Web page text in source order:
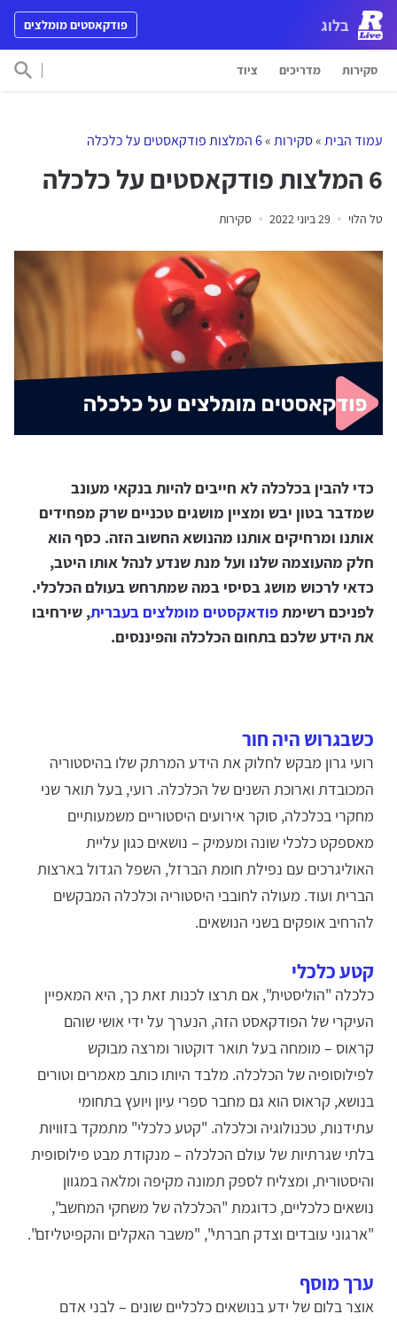
לדלג לתוכן
Main Navigation
בלוג
סקירות מדריכים ציוד
פודקאסטים מומלצים
עמוד הבית »סקירות »6 המלצות פודקאסטים על כלכלה
6 המלצות פודקאסטים על כלכלה
טל הלוי 29 ביוני 2022 סקירות
כדי להבין בכלכלה לא חייבים להיות בנקאי מעונב
שמדבר בטון יבש ומציין מושגים טכניים שרק מפחידים
אותנו ומרחיקים אותנו מהנושא החשוב הזה. כסף הוא
חלק מהעוצמה שלנו ועל מנת שנדע לנהל אותו היטב,
כדאי לרכוש מושג בסיסי במה שמתרחש בעולם הכלכלי.
לפניכם רשימתפודאקסטים מומלצים בעברית, שירחיבו
את הידע שלכם בתחום הכלכלה והפיננסים.
כשבגרוש היה חור
רועי גרון מבקש לחלוק את הידע המרתק שלו בהיסטוריה
המכובדת וארוכת השנים של הכלכלה. רועי, בעל תואר שני
מחקרי בכלכלה, סוקר אירועים היסטוריים משמעותיים
מאספקט כלכלי שונה ומעמיק – נושאים כגון עליית
האוליגרכים עם נפילת חומת הברזל, השפל הגדול בארצות
הברית ועוד. מעולה לחובבי היסטוריה וכלכלה המבקשים
להרחיב אופקים בשני הנושאים.
קטע כלכלי
כלכלה "הוליסטית", אם תרצו לכנות זאת כך, היא המאפיין
העיקרי של הפודקאסט הזה, הנערך על ידי אושי שוהם
קראוס – מומחה בעל תואר דוקטור ומרצה מבוקש
לפילוסופיה של הכלכלה. מלבד היותו כותב מאמרים וטורים
בנושא, קראוס הוא גם מחבר ספרי עיון ויועץ בתחומי
עתידנות, טכנולוגיה וכלכלה. "קטע כלכלי" מתמקד בזוויות
בלתי שגרתיות של עולם הכלכלה – מנקודת מבט פילוסופית
והיסטורית, ומצליח לספק תמונה מקיפה ומלאה במגוון
נושאים כלכליים, כדוגמת "הכלכלה של משחקי המחשב",
"ארגוני עובדים וצדק חברתי", "משבר האקלים והקפיטליזם".
ערך מוסף
אוצר בלום של ידע בנושאים כלכליים שונים – לבני אדם